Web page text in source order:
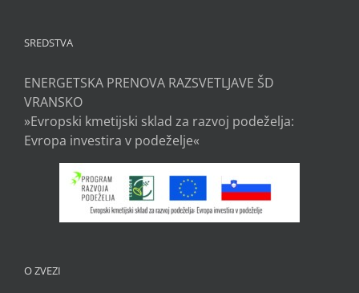
SREDSTVA
ENERGETSKA PRENOVA RAZSVETLJAVE ŠD
VRANSKO
»Evropski kmetijski sklad za razvoj podeželja:
Evropa investira v podeželje«
O ZVEZI